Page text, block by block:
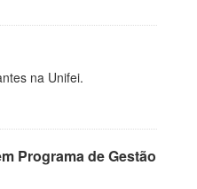
na Unifei.
Programa de Gestão